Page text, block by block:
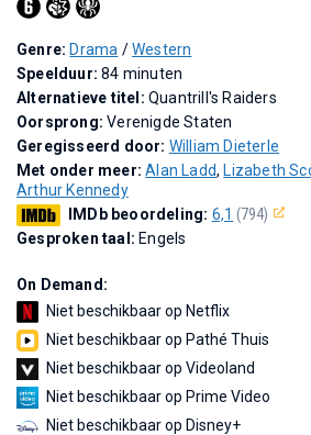
Genre: Drama /Western
Speelduur:84 minuten
Alternatieve titel: Quantrill's Raiders
Oorsprong:Verenigde Staten
Geregisseerd door: William Dieterle
Met onder meer:Alan Ladd, Lizabeth
Arthur Kennedy
IMDb beoordeling: 6,1 (794)
Gesproken taal: Engels
On Demand:
Niet beschikbaar op Netflix
Niet beschikbaar op Pathé Thuis
Niet beschikbaar op Videoland
Niet beschikbaar op Prime Video
Niet beschikbaar op Disney+